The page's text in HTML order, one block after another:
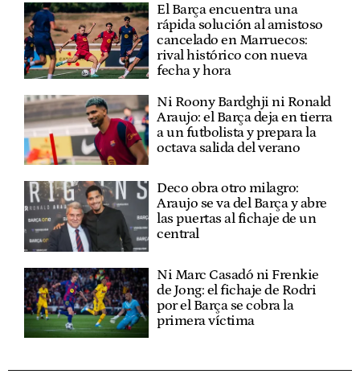
El Barça encuentra una
rápida solución al amistoso
cancelado en Marruecos:
rival histórico con nueva
fecha y hora
Ni Roony Bardghji ni Ronald
Araujo: el Barça deja en tierra
a un futbolista y prepara la
octava salida del verano
Deco obra otro milagro:
Araujo se va del Barça y abre
las puertas al fichaje de un
central
Ni Marc Casadó ni Frenkie
de Jong: el fichaje de Rodri
por el Barça se cobra la
primera víctima